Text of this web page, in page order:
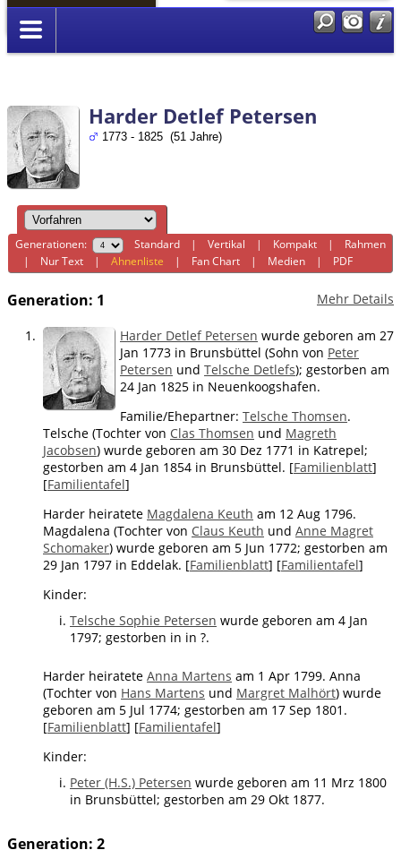
Anmelden
Harder Detlef Petersen
1773 - 1825 (51 Jahre)
Generationen: Standard |Vertikal | Kompakt | Rahmen
| Nur Text |Ahnenliste | Fan Chart | Medien | PDF
Mehr Details
Generation: 1
1. Harder Detlef Petersen wurde geboren am 27
Jan 1773 in Brunsbüttel (Sohn von Peter
Petersen und Telsche Detlefs); gestorben am
24 Jan 1825 in Neuenkoogshafen.
Familie/Ehepartner: Telsche Thomsen.
Telsche (Tochter von Clas Thomsen und Magreth
Jacobsen) wurde geboren am 30 Dez 1771 in Katrepel;
gestorben am 4 Jan 1854 in Brunsbüttel. [Familienblatt]
[Familientafel]
Harder heiratete Magdalena Keuth am 12 Aug 1796.
Magdalena (Tochter von Claus Keuth und Anne Magret
Schomaker) wurde geboren am 5 Jun 1772; gestorben am
29 Jan 1797 in Eddelak. [Familienblatt] [Familientafel]
Kinder:
Telsche Sophie Petersen wurde geboren am 4 Jan
1797; gestorben in in ?.
Harder heiratete Anna Martens am 1 Apr 1799. Anna
(Tochter von Hans Martens und Margret Malhört) wurde
geboren am 5 Jul 1774; gestorben am 17 Sep 1801.
[Familienblatt] [Familientafel]
Kinder:
Peter (H.S.) Petersen wurde geboren am 11 Mrz 1800
in Brunsbüttel; gestorben am 29 Okt 1877.
Generation: 2